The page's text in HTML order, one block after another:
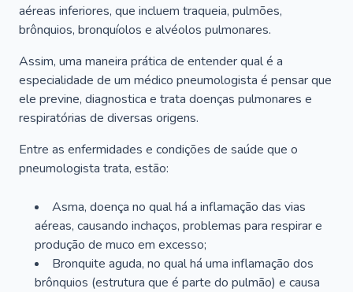
aéreas inferiores, que incluem traqueia, pulmões,
brônquios, bronquíolos e alvéolos pulmonares.
Assim, uma maneira prática de entender qual é a
especialidade de um médico pneumologista é pensar que
ele previne, diagnostica e trata doenças pulmonares e
respiratórias de diversas origens.
Entre as enfermidades e condições de saúde que o
pneumologista trata, estão:
Asma, doença no qual há a inflamação das vias
aéreas, causando inchaços, problemas para respirar e
produção de muco em excesso;
Bronquite aguda, no qual há uma inflamação dos
brônquios (estrutura que é parte do pulmão) e causa